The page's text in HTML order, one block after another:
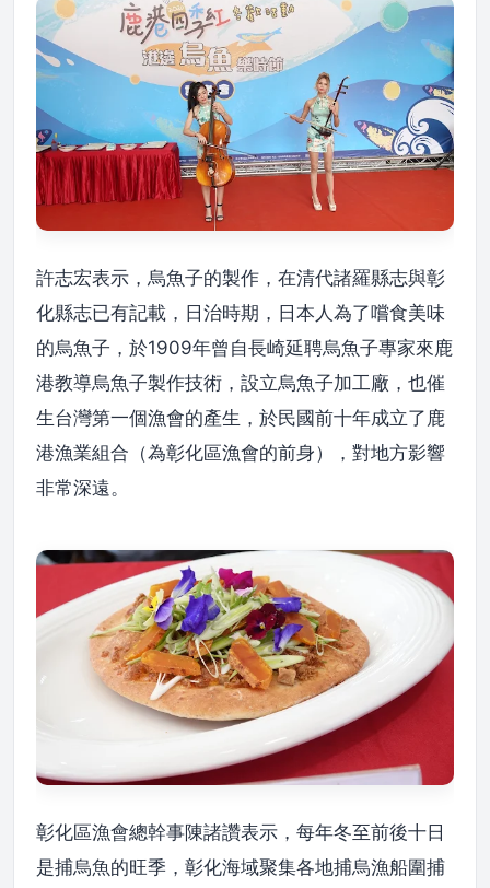
許志宏表示，烏魚子的製作，在清代諸羅縣志與彰
化縣志已有記載，日治時期，日本人為了嚐食美味
的烏魚子，於1909年曾自長崎延聘烏魚子專家來鹿
港教導烏魚子製作技術，設立烏魚子加工廠，也催
生台灣第一個漁會的產生，於民國前十年成立了鹿
港漁業組合（為彰化區漁會的前身），對地方影響
非常深遠。
彰化區漁會總幹事陳諸讚表示，每年冬至前後十日
是捕烏魚的旺季，彰化海域聚集各地捕烏漁船圍捕